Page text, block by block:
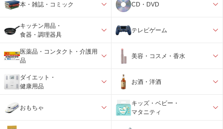
本・雑誌・コミック CD・DVD
キッチン用品・
食器・調理器具
テレビゲーム
医薬品・コンタクト・介護用
品
美容・コスメ・香水
ダイエット・
健康用品
お酒・洋酒
おもちゃ
キッズ・ベビー・
マタニティ